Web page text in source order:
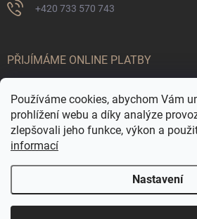
Používáme cookies, abychom Vám
prohlížení webu a díky analýze
zlepšovali jeho funkce, výkon a
informací
Nastavení
+420 733 570 743
PŘIJÍMÁME ONLINE PLATBY